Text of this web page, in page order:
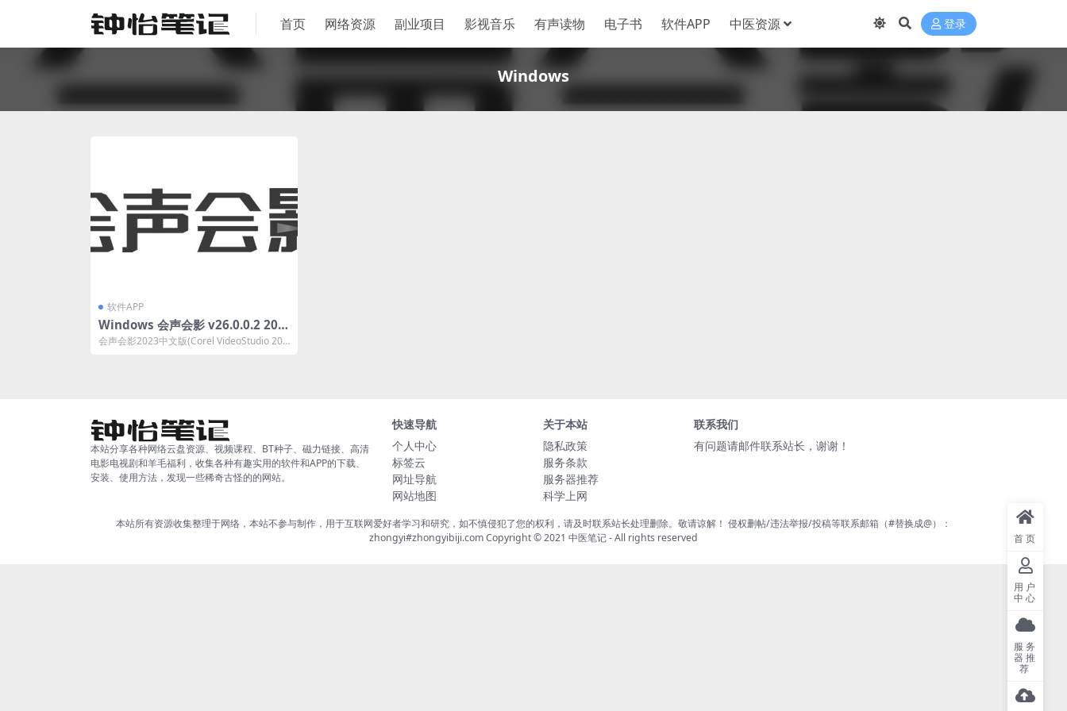
首页 网络资源 副业项目 影视音乐 有声读物 电子书 软件APP 中医资源 登录
Windows
软件APP
Windows 会声会影 v26.0.0.2 202
3 特别版
会声会影2023中文版(Corel VideoStudio 202
本站分享各种网络云盘资源、视频课程、BT种子、磁力链接、高清
电影电视剧和羊毛福利，收集各种有趣实用的软件和APP的下载、
安装、使用方法，发现一些稀奇古怪的的网站。
快速导航
个人中心
标签云
网址导航
网站地图
关于本站
隐私政策
服务条款
服务器推荐
科学上网
联系我们
有问题请邮件联系站长，谢谢！
本站所有资源收集整理于网络，本站不参与制作，用于互联网爱好者学习和研究，如不慎侵犯了您的权利，请及时联系站长处理删除。敬请谅解！ 侵权删帖/违法举报/投稿等联系邮箱（#替换成@）：
zhongyi#zhongyibiji.com Copyright © 2021 中医笔记- All rights reserved 首页
用户
中心
服务
器推
荐